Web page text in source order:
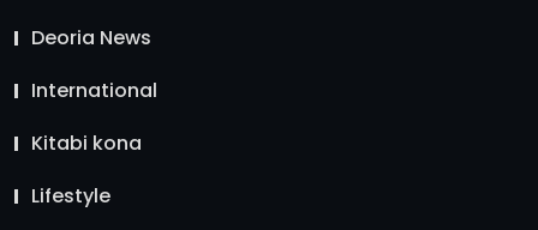
Deoria News
International
Kitabi kona
Lifestyle